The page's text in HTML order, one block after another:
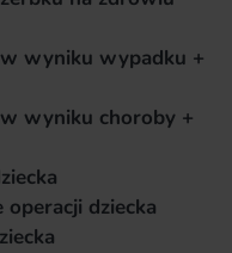
wyniku wypadku +
wyniku choroby +
dziecka